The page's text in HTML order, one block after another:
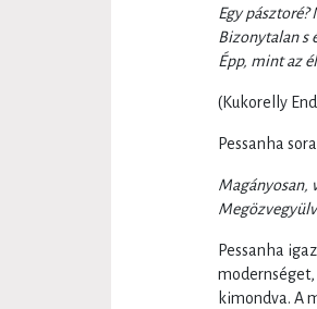
Egy
Bizonytalan s
Épp, mint az
(Kukorelly
Pessanha
Magányosan,
Pessanha
kimondva. A